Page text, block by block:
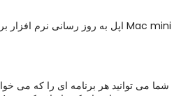
اپل به روز رسانی نرم افزار برای 2012 Mac mini
شما می توانید هر برنامه ای را که می